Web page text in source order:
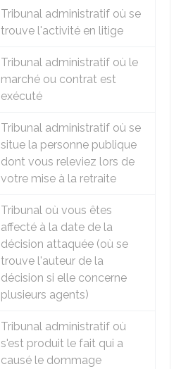
Tribunal administratif où se
trouve l'activité en litige
Tribunal administratif où le
marché ou contrat est
exécuté
Tribunal administratif où se
situe la personne publique
dont vous releviez lors de
votre mise à la retraite
Tribunal où vous êtes
affecté à la date de la
décision attaquée (où se
trouve l'auteur de la
décision si elle concerne
plusieurs agents)
Tribunal administratif où
s'est produit le fait qui a
causé le dommage